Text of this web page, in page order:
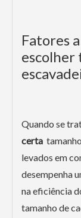
Fatores
escolher
Quando se
certa
levados em
desempenha
na eficiência
tamanho de